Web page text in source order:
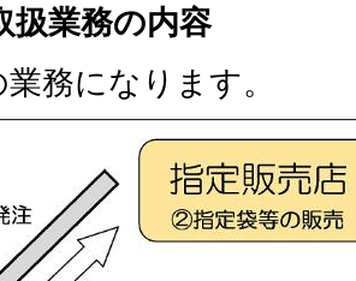
扱業務の内容
務になります。